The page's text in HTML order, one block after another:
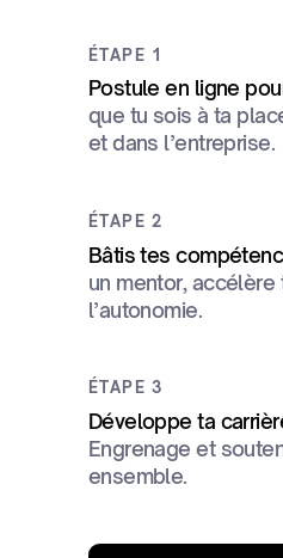
ÉTAPE 1
Postule en ligne
que tu sois à ta
et dans l’entreprise.
ÉTAPE 2
Bâtis tes
un mentor,
l’autonomie.
ÉTAPE 3
Développe ta
Engrenage et
ensemble.